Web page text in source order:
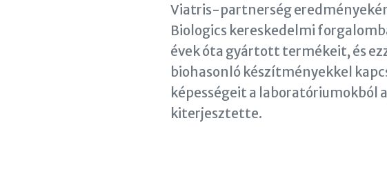
Viatris-partnerség
Biologics kereskedelmi
évek óta gyártott termékeit, és
biohasonló készítményekkel
képességeit a laboratóriumokból
kiterjesztette.